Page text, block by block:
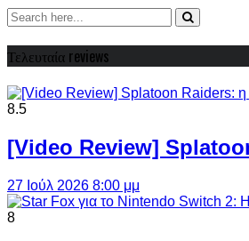
Τελευταία reviews
8.5
[Video Review]
27 Ιούλ 2026 8:00 μμ
8